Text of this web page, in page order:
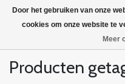
Producten
Door het gebruiken van onze
cookies om onze website te
Meer